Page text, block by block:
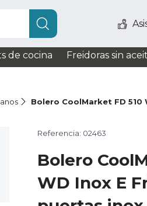
de cocina Freidoras sin
Bolero CoolMarket FD 510
Referencia: 02463
Bolero
WD Inox E